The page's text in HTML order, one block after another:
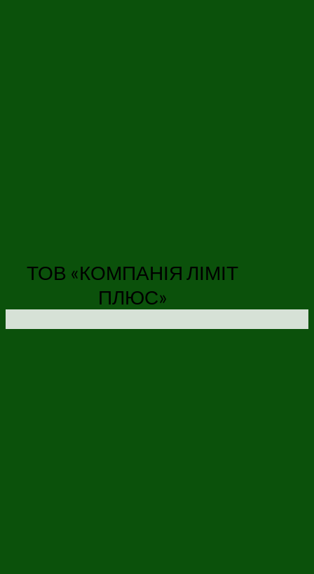
ТОВ «КОМПАНІЯ ЛІМІТ
ПЛЮС»